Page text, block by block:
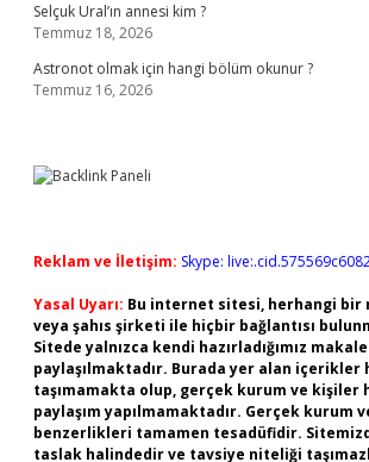
Selçuk Ural’ın annesi kim ?
Temmuz 18, 2026
Astronot olmak için hangi bölüm okunur ?
Temmuz 16, 2026
Reklam ve İletişim: Skype:
Yasal Uyarı: Bu internet sitesi, herhangi bir
veya şahıs şirketi ile hiçbir bağlantısı
Sitede yalnızca kendi hazırladığımız
paylaşılmaktadır. Burada yer alan içerikler
taşımamakta olup, gerçek kurum ve kişiler
paylaşım yapılmamaktadır. Gerçek kurum
benzerlikleri tamamen tesadüfidir.
taslak halindedir ve tavsiye niteliği